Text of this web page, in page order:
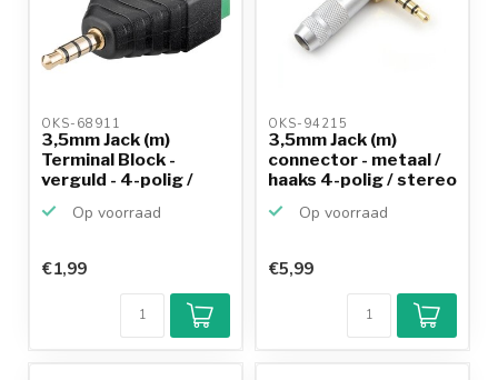
OKS-68911
3,5mm Jack (m)
Terminal Block -
verguld - 4-polig /
Op voorraad
€1,99
OKS-94215
3,5mm Jack (m)
connector - metaal /
haaks 4-polig / stereo
Op voorraad
€5,99